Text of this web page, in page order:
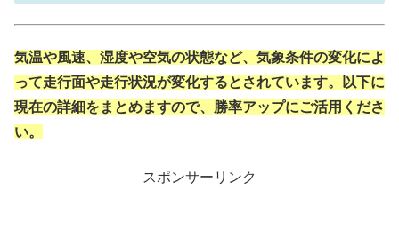
気温や風速、湿度や空気の状態など、気象条件の変化によ
って走行面や走行状況が変化するとされています。以下に
現在の詳細をまとめますので、勝率アップにご活用くださ
い。
スポンサーリンク